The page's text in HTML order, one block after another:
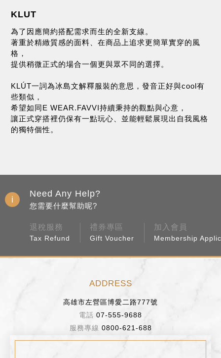
KLUT
為了因應簡約搭配需求而生的全新支線。
著重於精緻質感的面料、在商品上追求更簡單實穿的風
格，
提供稍微正式的場合一個更與眾不同的選擇。
KLÚT一詞為冰島文解釋服裝的意思，發音正好與cool有
些類似，
希望如同E WEAR.FAVVI持續秉持的觀點與心意，
讓正式穿搭裡仍保有一點玩心、並能輕鬆展現出自我風格
的獨特個性。
Need Any Help?
您需要什麼幫助呢?
退稅服務
Tax Refund
禮券專區
Gift Voucher
加入會員
Membership
ADDRESS
高雄市左營區博愛二路777號
07-555-9688
0800-621-688